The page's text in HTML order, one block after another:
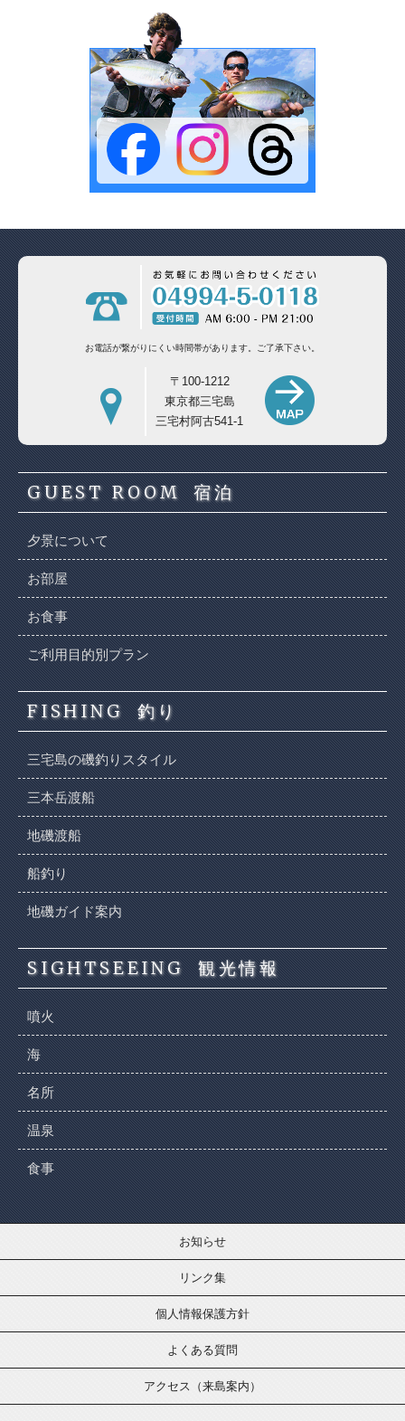
お電話が繋がりにくい時間帯があります。 ご了承下さい。
〒100-1212
東京都三宅島
三宅村阿古541-1
GUEST ROOM 宿泊
夕景について
お部屋
お食事
ご利用目的別プラン
FISHING 釣り
三宅島の磯釣りスタイル
三本岳渡船
地磯渡船
船釣り
地磯ガイド案内
SIGHTSEEING 観光情報
噴火
海
名所
温泉
食事
お知らせ
リンク集
個人情報保護方針
よくある質問
アクセス（来島案内）